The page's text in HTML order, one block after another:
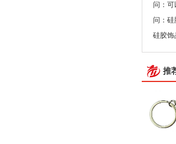
问：可
问：
硅胶饰
推